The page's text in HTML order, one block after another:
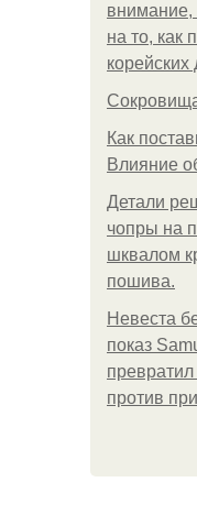
внимание,
на то, как
корейских
Как
Влияние
Детали
чопры на
шквалом
пошива.
Невеста
показ
против